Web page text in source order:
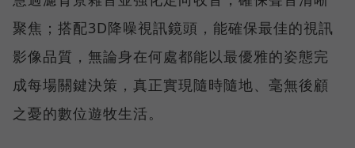
聚焦；搭配3D降噪視訊鏡頭，能確保最佳的視訊
影像品質，無論身在何處都能以最優雅的姿態完
成每場關鍵決策，真正實現隨時隨地、毫無後顧
之憂的數位遊牧生活。